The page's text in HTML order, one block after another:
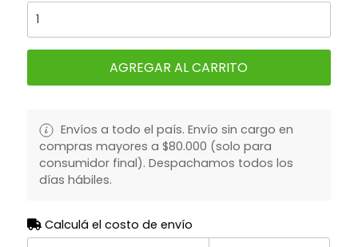
AGREGAR AL CARRITO
Envíos a todo el país. Envío sin cargo en
compras mayores a $80.000 (solo para
consumidor final). Despachamos todos los
días hábiles.
Calculá el costo de envío